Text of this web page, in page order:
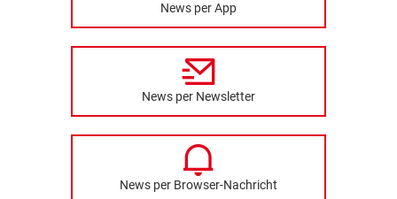
News per App
News per Newsletter
News per Browser-Nachricht